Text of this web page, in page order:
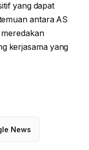
yang dapat
antara AS
kerjasama yang
News